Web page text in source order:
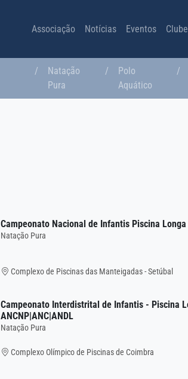
Associação Notícias Eventos
/
Natação
Pura
/
Polo
Aquático
/
Campeonato Nacional de Infantis Piscina
Natação Pura
Complexo de Piscinas das Manteigadas - Setúbal
Campeonato Interdistrital de Infantis - Piscina
ANCNP|ANC|ANDL
Natação Pura
Complexo Olímpico de Piscinas de Coimbra